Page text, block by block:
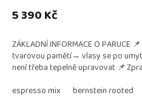
produktu
z
5
hvězdiček.
5 390 Kč
ZÁKLADNÍ INFORMACE O PARUCE
tvarovou pamětí→ vlasy se po
není třeba tepelně upravovat 📌
espresso mix
bernstein rooted